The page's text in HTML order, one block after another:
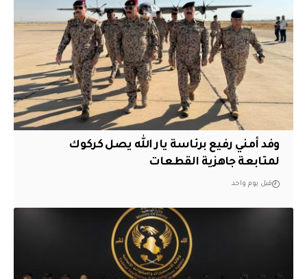
وفد أمني رفيع برئاسة يار الله يصل كركوك
لمتابعة جاهزية القطعات
قبل يوم واحد